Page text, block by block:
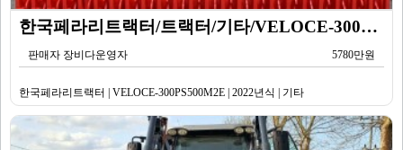
한국페라리트랙터/트랙터/기타/VELOCE-300PS500M2E/2022년식
판매자 장비다운영자 5780만원
한국페라리트랙터 | VELOCE-300PS500M2E | 2022년식 | 기타